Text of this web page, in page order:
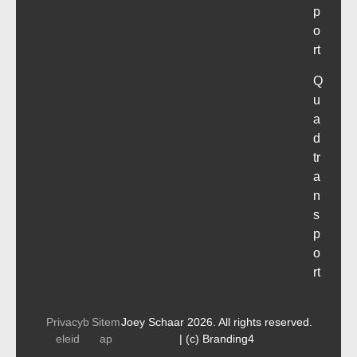
p
o
rt
Q
u
a
d
tr
a
n
s
p
o
rt
Joey Schaar 2026. All rights reserved.
| (c) Branding4
Privacyb
eleid
Sitem
ap